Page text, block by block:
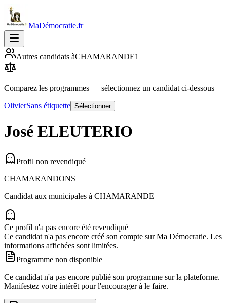
MaDémocratie.fr
Autres candidats àCHAMARANDE1
Comparez les programmes — sélectionnez un candidat ci-dessous
OlivierSans étiquette Sélectionner
José ELEUTERIO
Profil non revendiqué
CHAMARANDONS
Candidat aux municipales à CHAMARANDE
Ce profil n'a pas encore été revendiqué
Ce candidat n'a pas encore créé son compte sur Ma Démocratie. Les
informations affichées sont limitées.
Programme non disponible
Ce candidat n'a pas encore publié son programme sur la plateforme.
Manifestez votre intérêt pour l'encourager à le faire.